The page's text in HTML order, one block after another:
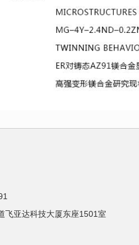
飞亚达科技大厦东座1501室